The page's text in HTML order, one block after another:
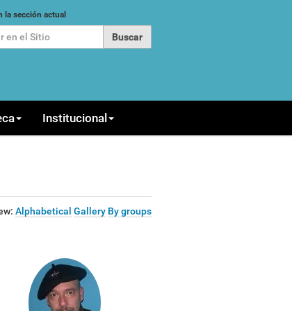
la sección actual
Institucional
Alphabetical Gallery By groups